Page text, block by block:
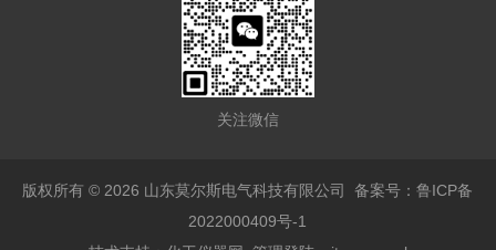
关注微信
版权所有 © 2026 山东莫尔斯电气科技有限公司备案号：鲁ICP备
2022000409号-1